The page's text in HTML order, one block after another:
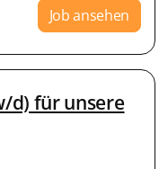
Job ansehen
d) für unsere